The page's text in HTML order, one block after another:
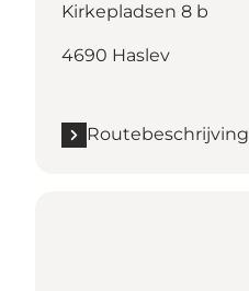
Kirkepladsen 8 b
4690 Haslev
Routebeschrijving